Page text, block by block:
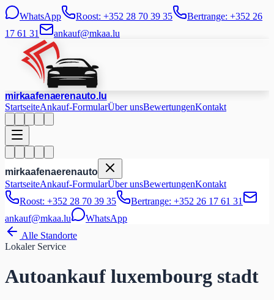
WhatsApp Roost: +352 28 70 39 35
Bertrange: +352 26
17 61 31
ankauf@mkaa.lu
mirkaafenaerenauto.lu
StartseiteAnkauf-FormularÜber unsBewertungenKontakt
mirkaafenaerenauto
StartseiteAnkauf-FormularÜber unsBewertungenKontakt
Roost: +352 28 70 39 35
Bertrange: +352 26 17 61 31
ankauf@mkaa.lu
WhatsApp
Alle Standorte
Lokaler Service
Autoankauf luxembourg stadt